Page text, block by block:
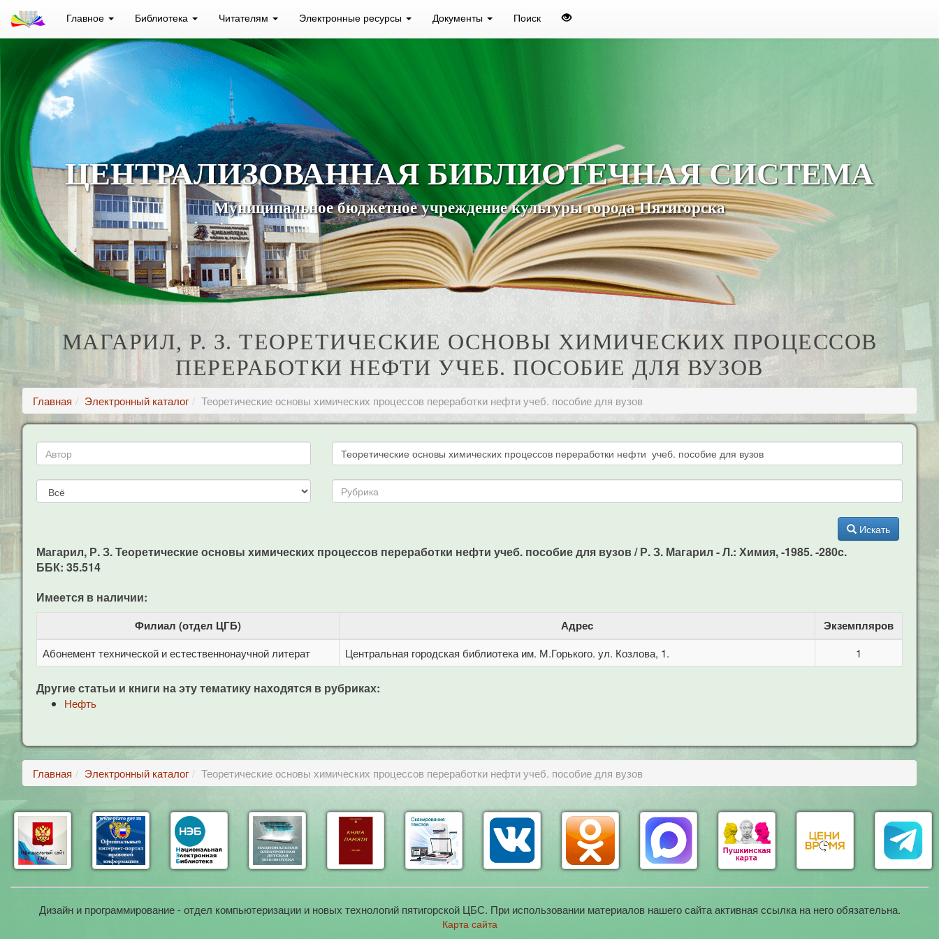
Главное Библиотека Читателям Электронные ресурсы Документы Поиск
ЦЕНТРАЛИЗОВАННАЯ БИБЛИОТЕЧНАЯ СИСТЕМА
Муниципальное бюджетное учреждение культуры города Пятигорска
МАГАРИЛ, Р. З. ТЕОРЕТИЧЕСКИЕ ОСНОВЫ ХИМИЧЕСКИХ ПРОЦЕССОВ
ПЕРЕРАБОТКИ НЕФТИ УЧЕБ. ПОСОБИЕ ДЛЯ ВУЗОВ
Главная Электронный каталог Теоретические основы химических процессов переработки нефти учеб. пособие для вузов
Искать
Магарил, Р. З. Теоретические основы химических процессов переработки нефти учеб. пособие для вузов / Р. З. Магарил - Л.: Химия, -1985. -280c.
ББК: 35.514
Имеется в наличии:
Филиал (отдел ЦГБ) Адрес Экземпляров
Абонемент технической и естественнонаучной литерат Центральная городская библиотека им. М.Горького. ул. Козлова, 1. 1
Другие статьи и книги на эту тематику находятся в рубриках:
Нефть
Главная Электронный каталог Теоретические основы химических процессов переработки нефти учеб. пособие для вузов
Дизайн и программирование - отдел компьютеризации и новых технологий пятигорской ЦБС. При использовании материалов нашего сайта активная ссылка на него обязательна.
Карта сайта